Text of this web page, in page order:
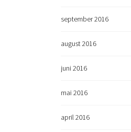
september 2016
august 2016
juni 2016
mai 2016
april 2016